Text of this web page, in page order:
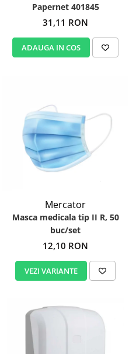
Papernet 401845
31,11 RON
ADAUGA IN COS
Mercator
Masca medicala tip II R, 50
buc/set
12,10 RON
VEZI VARIANTE